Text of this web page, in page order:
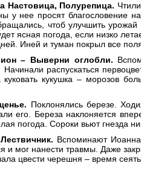
Настовица, Полурепица.
у нее просят благословение
чтоб улучшить
ясная погода, если низко
Иней и туман покрыл все
– Выверни оглобли.
распускаться
кукушка – морозов
Поклонялись березе.
его. Береза наклоняется
погода. Сороки вьют гнезда
Вспоминают
и мог нанести травмы. Даже
цвести черешня – время сеять